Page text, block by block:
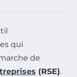
qui
de
(RSE).